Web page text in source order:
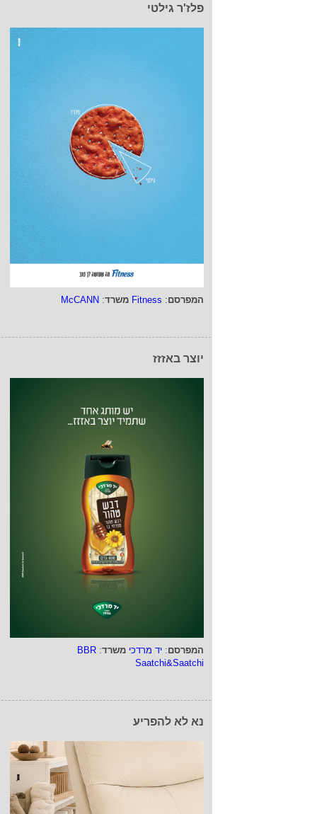
פלז'ר גילטי
המפרסם:
Fitness משרד:
McCANN
יוצר באזזז
המפרסם: יד מרדכי משרד:
BBR
Saatchi&Saatchi
נא לא להפריע